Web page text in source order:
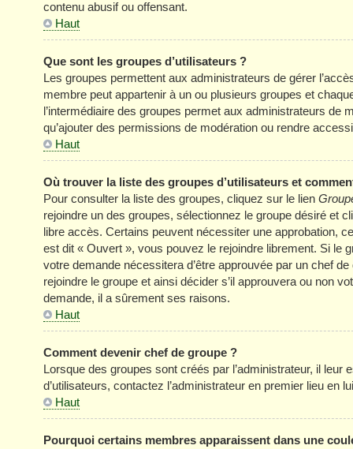
contenu abusif ou offensant.
Haut
Que sont les groupes d’utilisateurs ?
Les groupes permettent aux administrateurs de gérer
membre peut appartenir à un ou plusieurs groupes et
l’intermédiaire des groupes permet aux administrateurs
qu’ajouter des permissions de modération ou rendre
Haut
Où trouver la liste des groupes d’utilisateurs et
Pour consulter la liste des groupes, cliquez sur le lien
rejoindre un des groupes, sélectionnez le groupe désiré et
libre accès. Certains peuvent nécessiter une approbation,
est dit « Ouvert », vous pouvez le rejoindre librement. Si le
votre demande nécessitera d’être approuvée par un chef
rejoindre le groupe et ainsi décider s’il approuvera ou non
demande, il a sûrement ses raisons.
Haut
Comment devenir chef de groupe ?
Lorsque des groupes sont créés par l’administrateur, il
d’utilisateurs, contactez l’administrateur en premier lieu en
Haut
Pourquoi certains membres apparaissent dans une